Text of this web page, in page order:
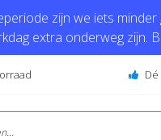
zijn we iets
extra onderweg zijn.